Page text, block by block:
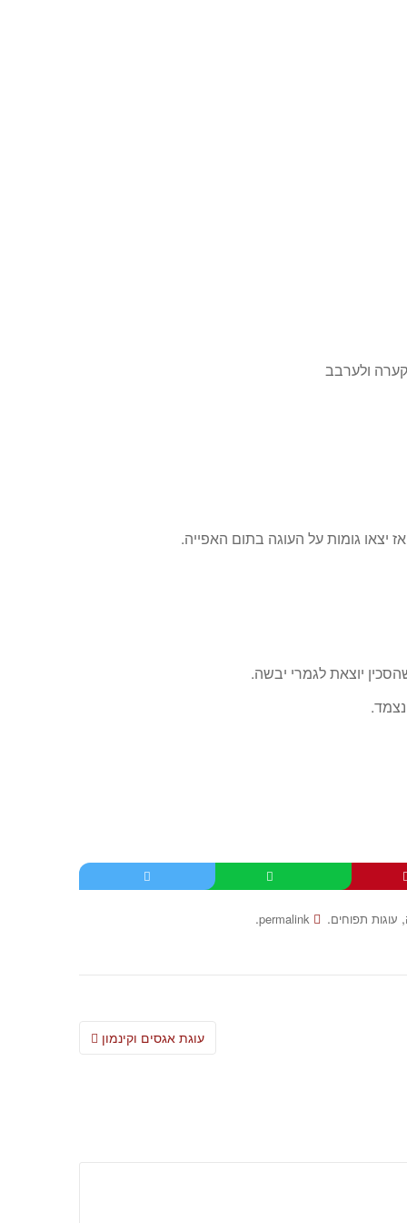
גומות על העוגה בתום האפייה.
יוצאת לגמרי יבשה.
, עוגות תפוחים.
permalink
.
Post
עוגת אגסים וקינמון